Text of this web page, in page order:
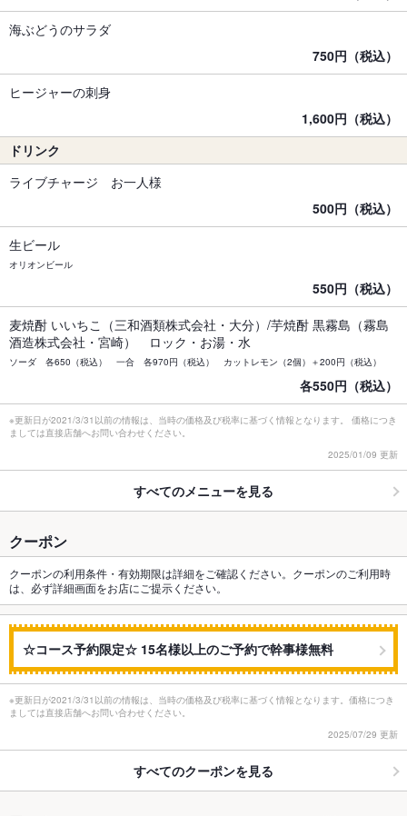
海ぶどうのサラダ
750円（税込）
ヒージャーの刺身
1,600円（税込）
ドリンク
ライブチャージ お一人様
500円（税込）
生ビール
オリオンビール
550円（税込）
麦焼酎 いいちこ（三和酒類株式会社・大分）/芋焼酎 黒霧島（霧島
酒造株式会社・宮崎） ロック・お湯・水
ソーダ 各650（税込） 一合 各970円（税込） カットレモン（2個）＋200円（税込）
各550円（税込）
※更新日が2021/3/31以前の情報は、当時の価格及び税率に基づく情報となります。 価格につき
ましては直接店舗へお問い合わせください。
2025/01/09 更新
すべてのメニューを見る
クーポン
クーポンの利用条件・有効期限は詳細をご確認ください。クーポンのご利用時
は、必ず詳細画面をお店にご提示ください。
☆コース予約限定☆ 15名様以上のご予約で幹事様無料
※更新日が2021/3/31以前の情報は、当時の価格及び税率に基づく情報となります。価格につき
ましては直接店舗へお問い合わせください。
2025/07/29 更新
すべてのクーポンを見る